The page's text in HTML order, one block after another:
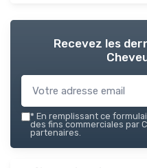
Recevez les
* En remplissant ce
des fins commerciales par
partenaires.